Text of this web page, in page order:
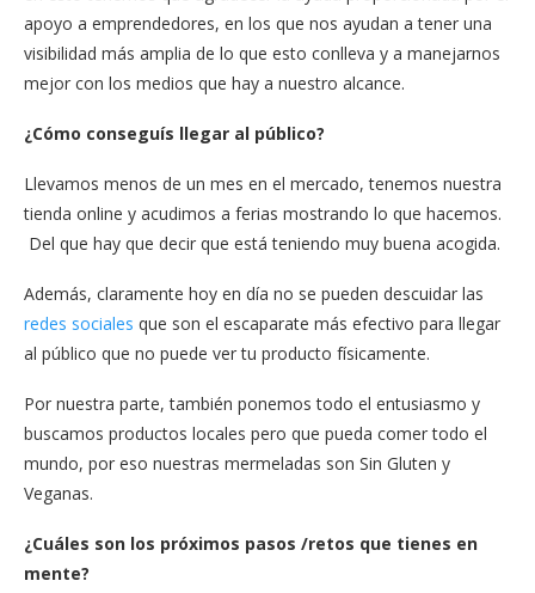
apoyo a emprendedores, en los que nos ayudan a tener una
visibilidad más amplia de lo que esto conlleva y a manejarnos
mejor con los medios que hay a nuestro alcance.
¿Cómo conseguís llegar al público?
Llevamos menos de un mes en el mercado, tenemos nuestra
tienda online y acudimos a ferias mostrando lo que hacemos.
Del que hay que decir que está teniendo muy buena acogida.
Además, claramente hoy en día no se pueden descuidar las
redes sociales que son el escaparate más efectivo para llegar
al público que no puede ver tu producto físicamente.
Por nuestra parte, también ponemos todo el entusiasmo y
buscamos productos locales pero que pueda comer todo el
mundo, por eso nuestras mermeladas son Sin Gluten y
Veganas.
¿Cuáles son los próximos pasos /retos que tienes en
mente?